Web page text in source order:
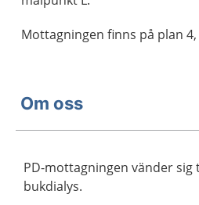
Mottagningen finns på plan 4,
Om oss
PD-mottagningen vänder
bukdialys.